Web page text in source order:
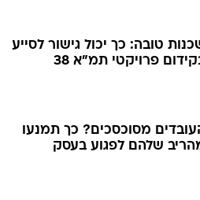
טובה: כך יכול גישור לסייע
פרויקטי תמ"א 38
מסוכסכים? כך תמנעו
שלהם לפגוע בעסק